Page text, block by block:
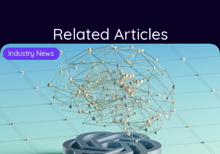
Related Articles
Industry News